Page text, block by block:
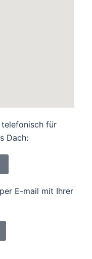
für
Dach:
E-mail mit Ihrer